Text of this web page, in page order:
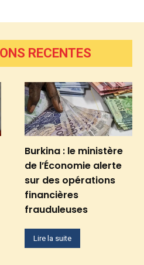
RECENTES
Burkina : le ministère
de l’Économie alerte
sur des opérations
financières
frauduleuses
Lire la suite